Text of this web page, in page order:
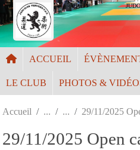
ACCUEIL
LE CLUB PHOTOS &
Accueil 29/11/2025
29/11/2025 Open
Panneau de gestion des cookies